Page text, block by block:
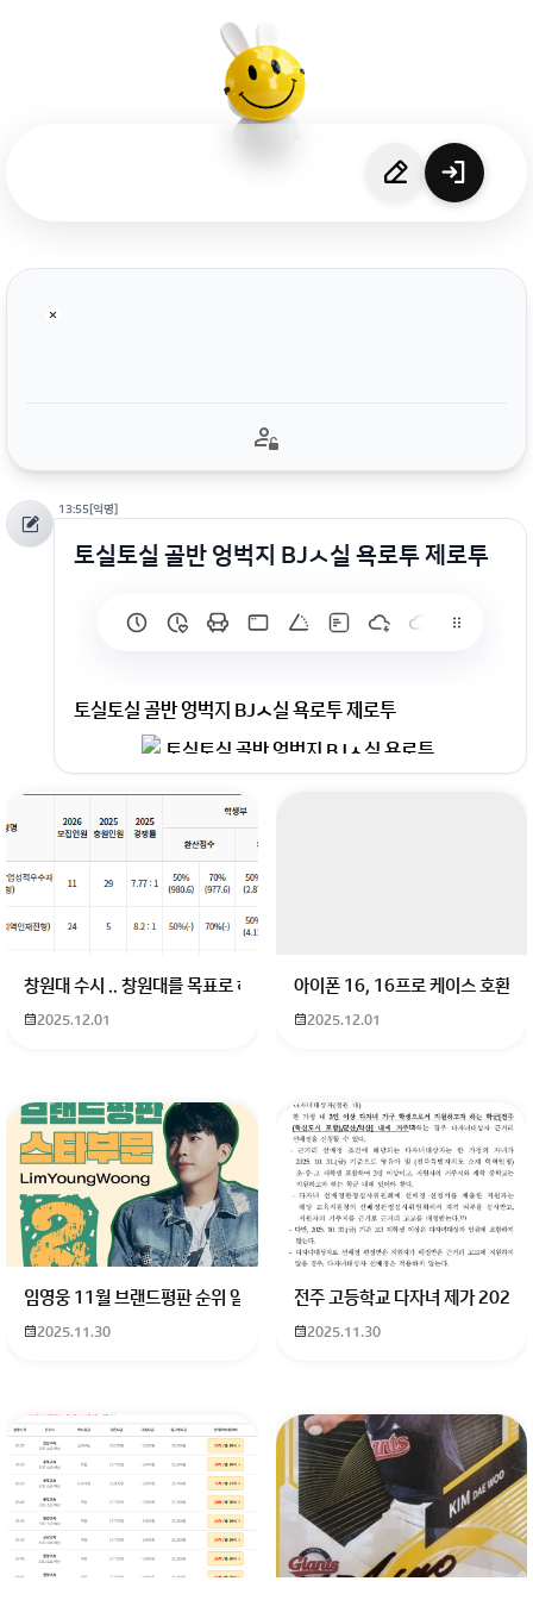
13:55[익명]
토실토실 골반 엉벅지 BJㅅ실 욕로투 제로투
토실토실 골반 엉벅지 BJㅅ실 욕로투 제로투
창원대 수시 .. 창원대를 목표로 하고 있는 09년생입니다 지금 제 내신이 5
2025.12.01
아이폰 16, 16프로 케이스 호환
2025.12.01
임영웅 11월 브랜드평판 순위 알고싶어요 임영웅 11월 브랜드평판에서
2025.11.30
전주 고등학교 다자녀 제가 2027
2025.11.30